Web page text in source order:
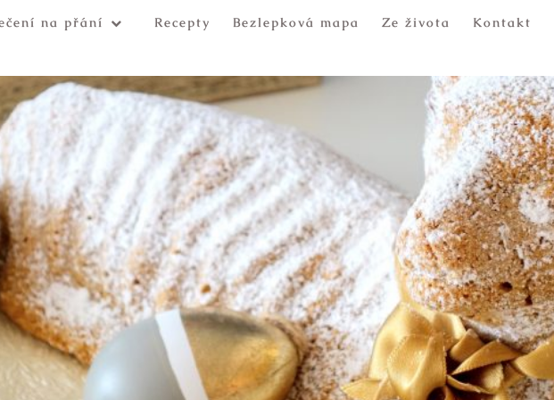
na přání Recepty Bezlepková mapa Ze života Kontakt